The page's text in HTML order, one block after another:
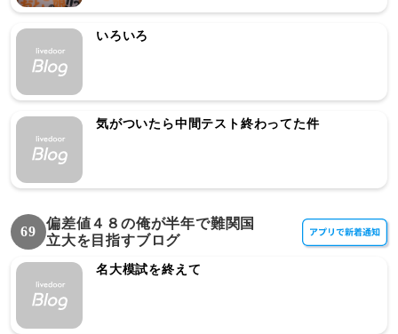
いろいろ
気がついたら中間テスト終わってた件
69
偏差値４８の俺が半年で難関国
立大を目指すブログ
名大模試を終えて